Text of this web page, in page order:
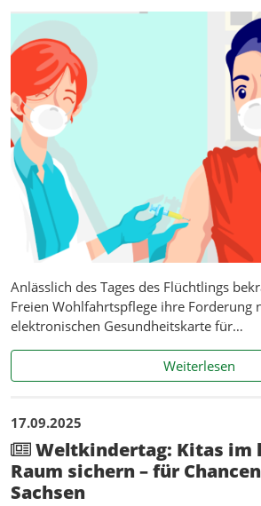
Anlässlich des Tages des Flüchtlings
Freien Wohlfahrtspflege ihre Forderung
elektronischen Gesundheitskarte für…
Weiterlesen
17.09.2025
Weltkindertag: Kitas im
Raum sichern – für
Sachsen